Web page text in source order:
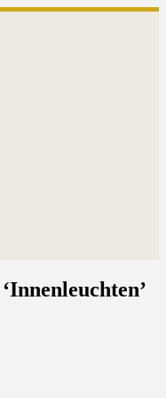
Innenleuchten’